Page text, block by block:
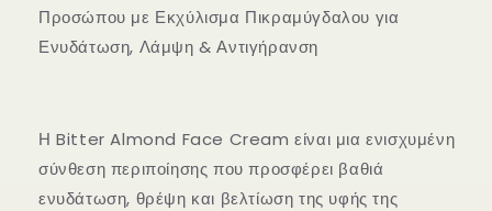
Εκχύλισμα
Πικραμύγδαλου
Εκχύλισμα
Πικραμύγδαλου
Προσώπου με Εκχύλισμα Πικραμύγδαλου για
Ενυδάτωση, Λάμψη & Αντιγήρανση
Η Bitter Almond Face Cream είναι μια ενισχυμένη
σύνθεση περιποίησης που προσφέρει βαθιά
ενυδάτωση, θρέψη και βελτίωση της υφής της